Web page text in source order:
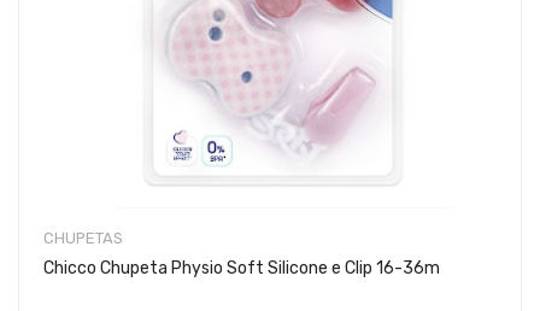
CHUPETAS
Chicco Chupeta Physio Soft Silicone e Clip 16-36m